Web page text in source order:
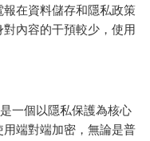
在資料儲存和隱私政策
內容的干預較少，使用
是一個以隱私保護為核心
端對端加密，無論是普